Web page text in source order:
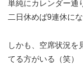
単純にカレンダー通
二日休めば9連休にな
しかも、空席状況を
てる方がいる（笑）